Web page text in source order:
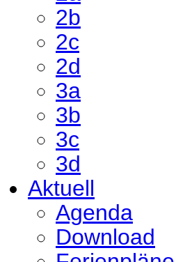
2b
2c
2d
3a
3b
3c
3d
Aktuell
Agenda
Download